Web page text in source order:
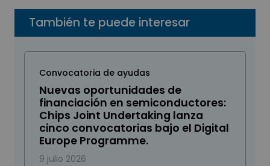
También te puede interesar
Convocatoria de ayudas
Nuevas oportunidades de
financiación en semiconductores:
Chips Joint Undertaking lanza
cinco convocatorias bajo el Digital
Europe Programme.
9 julio 2026